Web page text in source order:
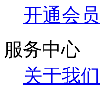
开通会员
服务中心
关于我们